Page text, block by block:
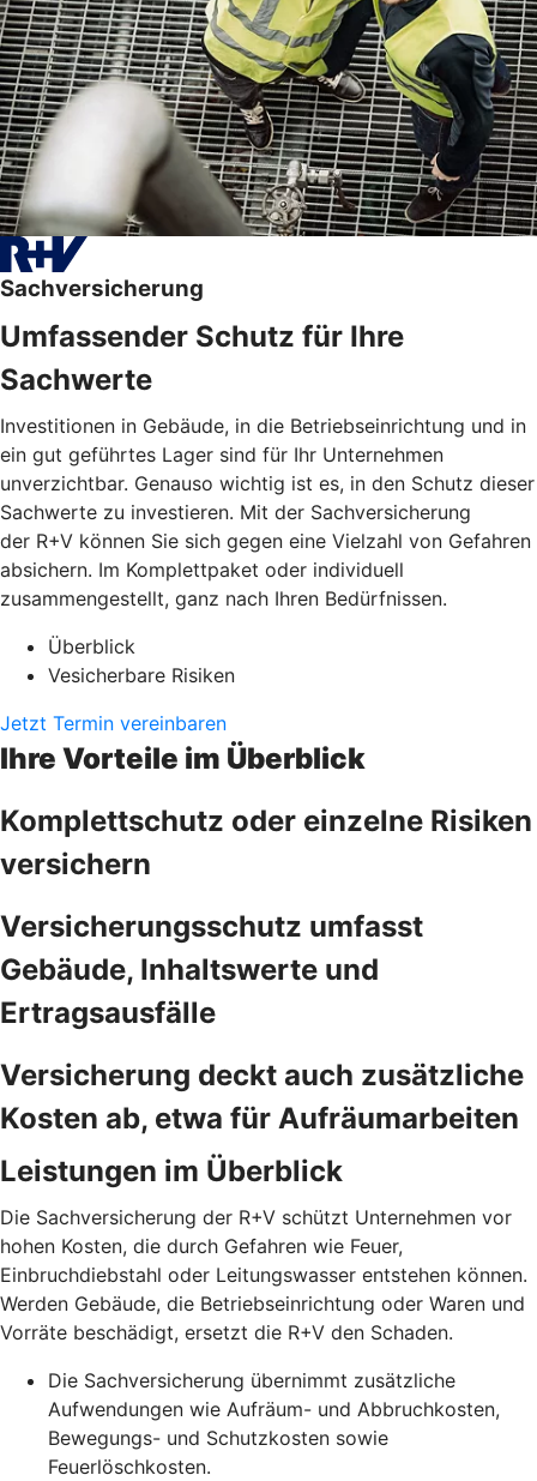
Sachversicherung
Umfassender Schutz für Ihre
Sachwerte
Investitionen in Gebäude, in die Betriebseinrichtung und in
ein gut geführtes Lager sind für Ihr Unternehmen
unverzichtbar. Genauso wichtig ist es, in den Schutz dieser
Sachwerte zu investieren. Mit der Sachversicherung
der R+V können Sie sich gegen eine Vielzahl von Gefahren
absichern. Im Komplettpaket oder individuell
zusammengestellt, ganz nach Ihren Bedürfnissen.
Überblick
Vesicherbare Risiken
Jetzt Termin vereinbaren
Ihre Vorteile im Überblick
Komplettschutz oder einzelne Risiken
versichern
Versicherungsschutz umfasst
Gebäude, Inhaltswerte und
Ertragsausfälle
Versicherung deckt auch zusätzliche
Kosten ab, etwa für Aufräumarbeiten
Leistungen im Überblick
Die Sachversicherung der R+V schützt Unternehmen vor
hohen Kosten, die durch Gefahren wie Feuer,
Einbruchdiebstahl oder Leitungswasser entstehen können.
Werden Gebäude, die Betriebseinrichtung oder Waren und
Vorräte beschädigt, ersetzt die R+V den Schaden.
Die Sachversicherung übernimmt zusätzliche
Aufwendungen wie Aufräum- und Abbruchkosten,
Bewegungs- und Schutzkosten sowie
Feuerlöschkosten.